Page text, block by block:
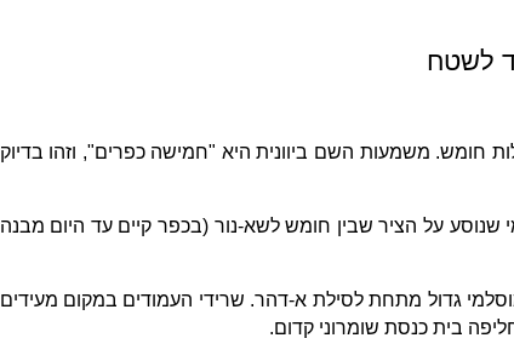
לשטח
חומש. משמעות השם ביוונית היא "חמישה כפרים", וזהו בדיוק
על הציר שבין חומש לשא-נור (בכפר קיים עד היום מבנה
גדול מתחת לסילת א-דהר. שרידי העמודים במקום מעידים
בית כנסת שומרוני קדום.